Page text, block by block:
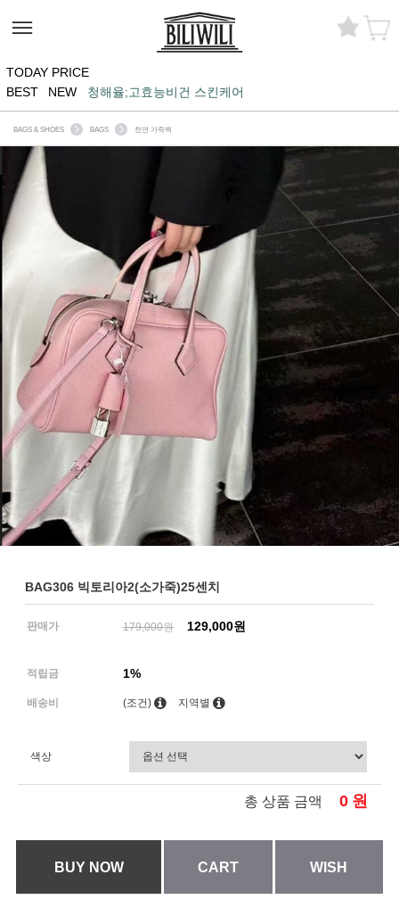
TODAY PRICE
BEST
NEW 청해율;고효능비건 스킨케어
BAGS & SHOES BAGS 천연 가죽백
BAG306 빅토리아2(소가죽)25센치
판매가 179,000원 129,000원
적립금 1%
배송비 (조건) 지역별
색상
총 상품 금액 0 원
BUY NOW CART WISH